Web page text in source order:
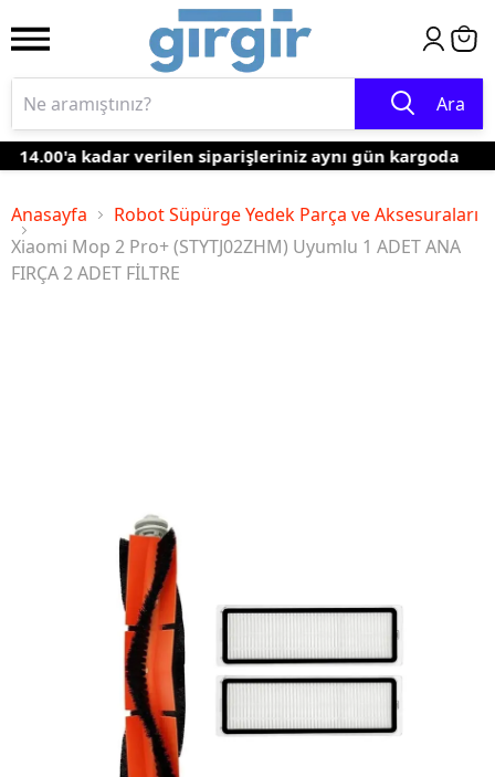
Ara
14.00'a kadar verilen siparişleriniz aynı gün kargoda
Anasayfa
Robot Süpürge Yedek Parça ve Aksesuraları
Xiaomi Mop 2 Pro+ (STYTJ02ZHM) Uyumlu 1 ADET ANA
FIRÇA 2 ADET FİLTRE